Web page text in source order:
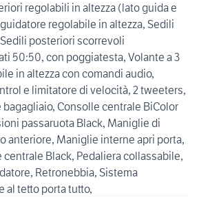
regolabili in altezza (lato guida e
regolabile in altezza, Sedili
posteriori scorrevoli
50:50, con poggiatesta, Volante a 3
in altezza con comandi audio,
e limitatore di velocità, 2 tweeters,
bagagliaio, Consolle centrale BiColor
passaruota Black, Maniglie di
anteriore, Maniglie interne apri porta,
Black, Pedaliera collassabile,
Retronebbia, Sistema
al tetto porta tutto,